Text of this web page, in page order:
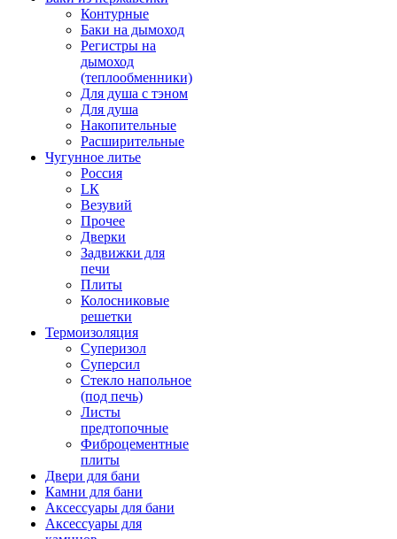
Контурные
Баки на дымоход
Регистры на
дымоход
(теплообменники)
Для душа с тэном
Для душа
Накопительные
Расширительные
Чугунное литье
Россия
LК
Везувий
Прочее
Дверки
Задвижки для
печи
Плиты
Колосниковые
решетки
Термоизоляция
Суперизол
Суперсил
Стекло напольное
(под печь)
Листы
предтопочные
Фиброцементные
плиты
Двери для бани
Камни для бани
Аксессуары для бани
Аксессуары для